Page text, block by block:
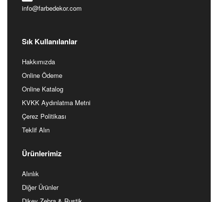
info@farbedekor.com
Sık Kullanılanlar
Hakkımızda
Online Ödeme
Online Katalog
KVKK Aydınlatma Metni
Çerez Politikası
Teklif Alın
Ürünlerimiz
Alınlık
Diğer Ürünler